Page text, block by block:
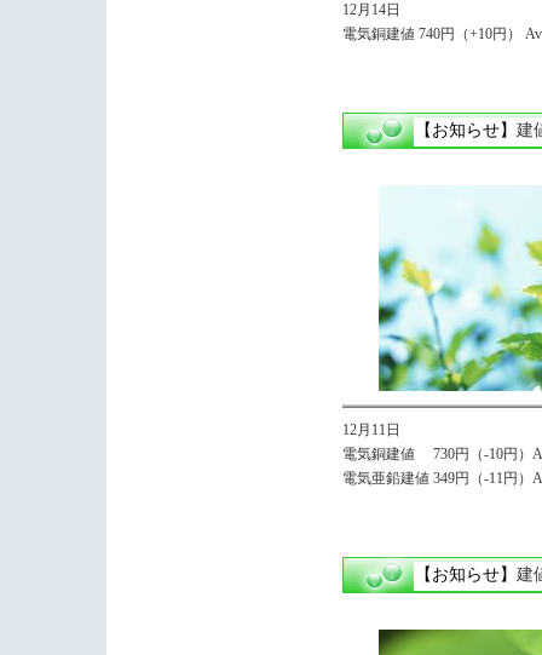
12月14日
電気銅建値 740円（+10円）
【お知らせ】 建
12月11日
電気銅建値 730円（-10円）
電気亜鉛建値 349円（-11円）
【お知らせ】 建